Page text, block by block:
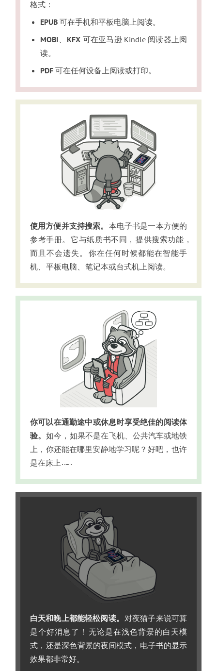
格式
EPUB 可在手机和平板电脑上阅读。
MOBI、 KFX 可在亚马逊 Kindle 阅读器上阅
读。
PDF 可在任何设备上阅读或打印。
使用方便并支持搜索。 本电子书是一本方便的
参考手册。 它与纸质书不同 ， 提供搜索功能
而且不会遗失。
你在任何时候都能在智能手
机、 平板电脑、 笔记本或台式机上阅读。
你可以在通勤途中或休息时享受绝佳的阅读体
验。 如今 如果不是在飞机、
公共汽车或地铁
上
你还能在哪里安静地学习呢？ 好吧
也许
是在床上……
白天和晚上都能轻松阅读。 对夜猫子来说可算
是个好消息了 ！ 无论是在浅色背景的白天模
式
还是深色背景的夜间模式
电子书的显示
效果都非常好。